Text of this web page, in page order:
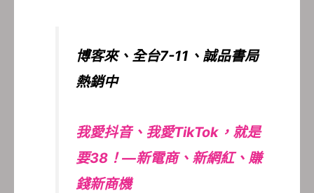
博客來、全台7-11、誠品書局
熱銷中
我愛抖音、我愛TikTok，就是
要38！—新電商、新網紅、賺
錢新商機